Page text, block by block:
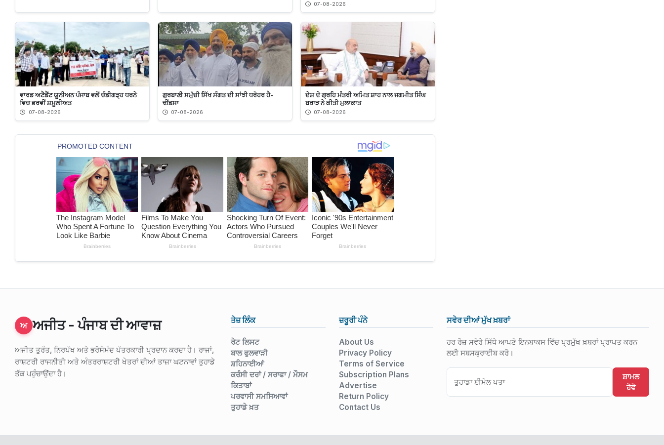
07-08-2026
ਵਾਰਡ ਅਟੈਡੈਂਟ ਯੂਨੀਅਨ ਪੰਜਾਬ ਵਲੋਂ ਚੰਡੀਗੜ੍ਹ ਧਰਨੇ
ਵਿਚ ਭਰਵੀਂ ਸ਼ਮੂਲੀਅਤ
07-08-2026
ਗੁਰਬਾਣੀ ਸਮੁੱਚੀ ਸਿੱਖ ਸੰਗਤ ਦੀ ਸਾਂਝੀ ਧਰੋਹਰ ਹੈ-
ਢੀਂਡਸਾ
07-08-2026
ਦੇਸ਼ ਦੇ ਗ੍ਰਹਿ ਮੰਤਰੀ ਅਮਿਤ ਸ਼ਾਹ ਨਾਲ ਜਗਮੀਤ ਸਿੰਘ
ਬਰਾੜ ਨੇ ਕੀਤੀ ਮੁਲਾਕਾਤ
07-08-2026
ਅ ਅਜੀਤ - ਪੰਜਾਬ ਦੀ ਆਵਾਜ਼
ਅਜੀਤ ਤੁਰੰਤ, ਨਿਰਪੱਖ ਅਤੇ ਭਰੋਸੇਮੰਦ ਪੱਤਰਕਾਰੀ ਪ੍ਰਦਾਨ ਕਰਦਾ ਹੈ। ਰਾਜਾਂ,
ਰਾਸ਼ਟਰੀ ਰਾਜਨੀਤੀ ਅਤੇ ਅੰਤਰਰਾਸ਼ਟਰੀ ਖੇਤਰਾਂ ਦੀਆਂ ਤਾਜ਼ਾ ਘਟਨਾਵਾਂ ਤੁਹਾਡੇ
ਤੱਕ ਪਹੁੰਚਾਉਂਦਾ ਹੈ।
ਤੇਜ਼ ਲਿੰਕ
ਰੇਟ ਲਿਸਟ
ਬਾਲ ਫੁਲਵਾੜੀ
ਸ਼ਹਿਨਾਈਆਂ
ਕਰੰਸੀ ਦਰਾਂ / ਸਰਾਫਾ / ਮੌਸਮ
ਕਿਤਾਬਾਂ
ਪਰਵਾਸੀ ਸਮਸਿਆਵਾਂ
ਤੁਹਾਡੇ ਖ਼ਤ
ਜ਼ਰੂਰੀ ਪੰਨੇ
About Us
Privacy Policy
Terms of Service
Subscription Plans
Advertise
Return Policy
Contact Us
ਸਵੇਰ ਦੀਆਂ ਮੁੱਖ ਖ਼ਬਰਾਂ
ਹਰ ਰੋਜ਼ ਸਵੇਰੇ ਸਿੱਧੇ ਆਪਣੇ ਇਨਬਾਕਸ ਵਿੱਚ ਪ੍ਰਮੁੱਖ ਖ਼ਬਰਾਂ ਪ੍ਰਾਪਤ ਕਰਨ
ਲਈ ਸਬਸਕ੍ਰਾਈਬ ਕਰੋ।
ਸ਼ਾਮਲ
ਹੋਵੋ